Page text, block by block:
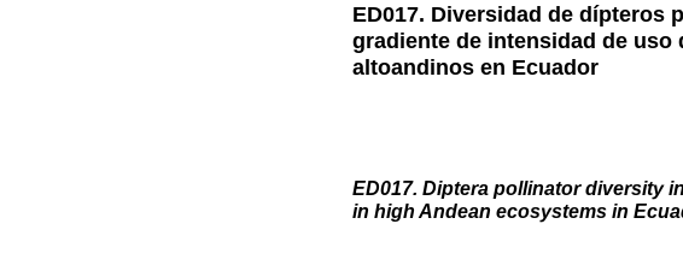
ED017. Diversidad de dípteros
gradiente de intensidad de uso
altoandinos en Ecuador
ED017. Diptera pollinator diversity
in high Andean ecosystems in